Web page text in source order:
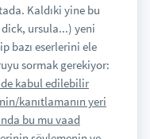
Kaldıki yine bu
ursula...) yeni
bazı eserlerini ele
sormak gerekiyor:
kabul edilebilir
kanıtlamanın yeri
bu mu vaad